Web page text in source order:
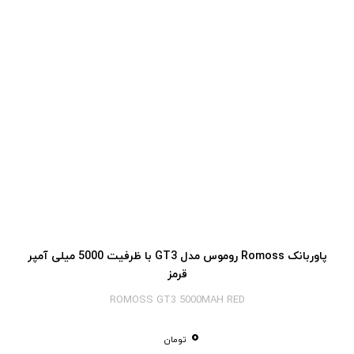
پاوربانک Romoss روموس مدل GT3 با ظرفیت 5000 میلی آمپر
قرمز
ROMOSS GT3 5000MAH RED
0 تومان